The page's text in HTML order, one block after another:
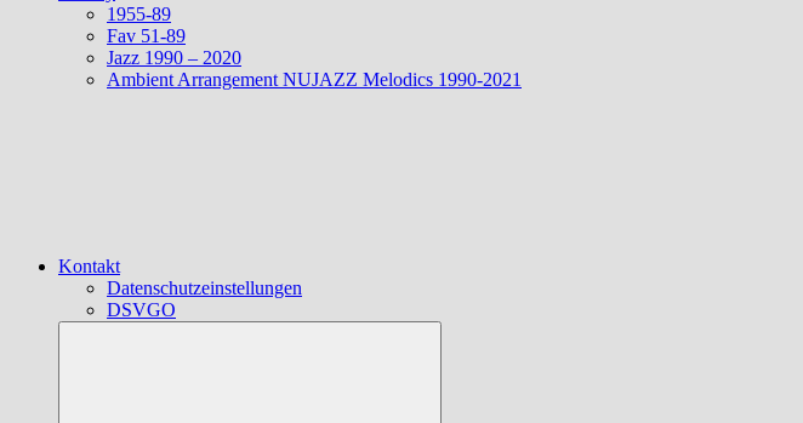
1955-89
Fav 51-89
Jazz 1990 – 2020
Ambient Arrangement NUJAZZ Melodics 1990-2021
Kontakt
Datenschutzeinstellungen
DSVGO